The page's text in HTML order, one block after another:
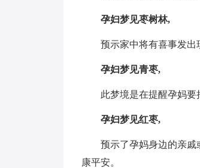
孕妇梦见枣树林,
预示家中将有喜事发出现
孕妇梦见青枣,
此梦境是在提醒孕妈要把
孕妇梦见红枣,
预示了孕妈身边的亲戚或
康平安。